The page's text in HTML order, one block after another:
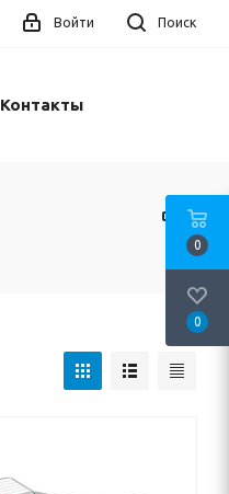
Поиск
Войти
Контакты
0
0